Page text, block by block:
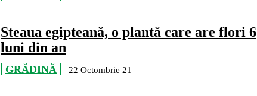
Steaua egipteană, o plantă care are flori 6
luni din an
GRĂDINĂ 22 Octombrie 21